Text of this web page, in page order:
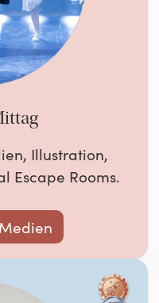
Illustration,
Escape Rooms.